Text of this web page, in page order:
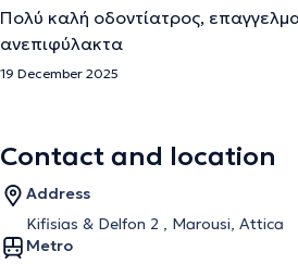
Πολύ καλή οδοντίατρος,
ανεπιφύλακτα
19 December 2025
Contact and location
Address
Kifisias & Delfon 2 , Marousi, Attica
Metro